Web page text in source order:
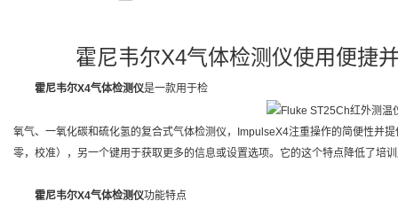
霍尼韦尔X4气体检测仪使用便捷
霍尼韦尔X4气体检测仪是一款用于检
氧气、一氧化碳和硫化氢的复合式气体检测仪，ImpulseX4注重操作的简便性并
零，校准），另一个键用于获取更多的信息或设置选项。它的这个特点降低了培
霍尼韦尔X4气体检测仪功能特点